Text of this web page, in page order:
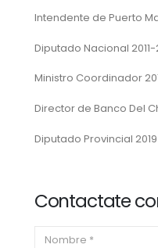
Intendente de Puerto
Diputado Nacional 2011-
Ministro Coordinador
Director de Banco Del
Diputado Provincial
Contactate